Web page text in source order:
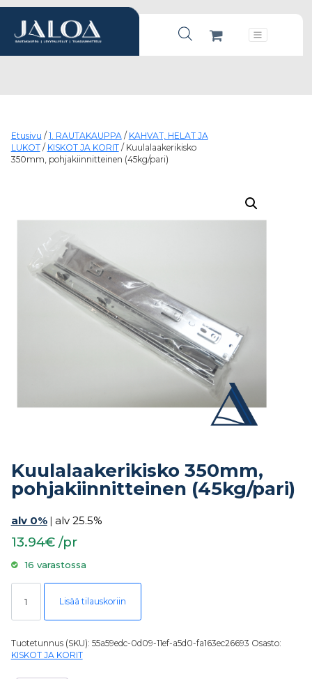
Products search
Päävalikko
Etusivu / 1. RAUTAKAUPPA/ KAHVAT, HELAT JA
LUKOT/ KISKOT JA KORIT/ Kuulalaakerikisko
350mm, pohjakiinnitteinen (45kg/pari)
Kuulalaakerikisko 350mm,
pohjakiinnitteinen (45kg/pari)
alv 0% | alv 25.5%
13.94€ /pr
16 varastossa
Kuulalaakerikisko 350mm, pohjakiinnitteinen (45kg/pari) määrä
Lisää tilauskoriin
Tuotetunnus (SKU): 55a59edc-0d09-11ef-a5d0-fa163ec26693 Osasto:
KISKOT JA KORIT